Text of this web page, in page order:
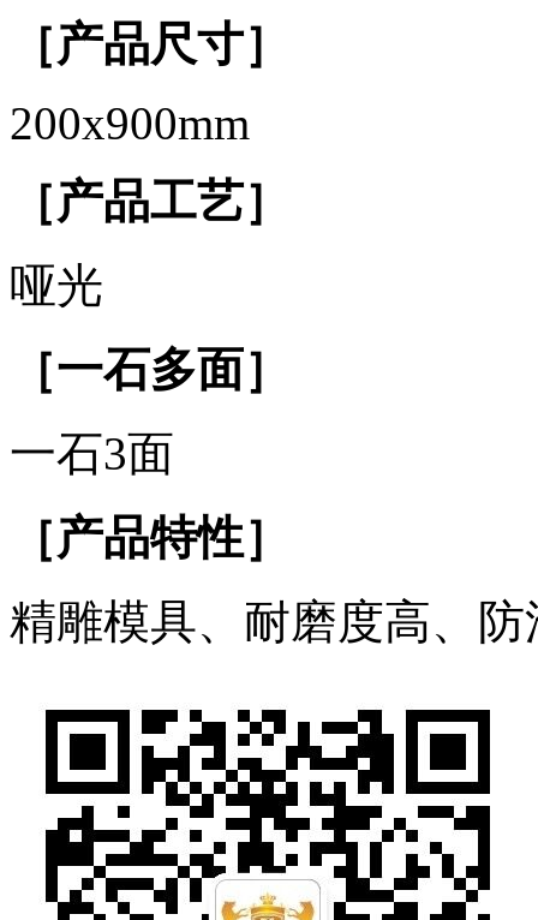
［产品尺寸］
200x900mm
［产品工艺］
哑光
［一石多面］
一石3面
［产品特性］
精雕模具、耐磨度高、